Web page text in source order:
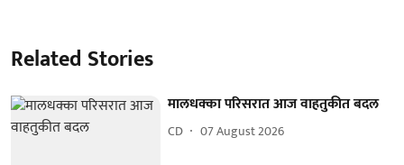
Related Stories
मालधक्का परिसरात आज वाहतुकीत बदल
CD 07 August 2026